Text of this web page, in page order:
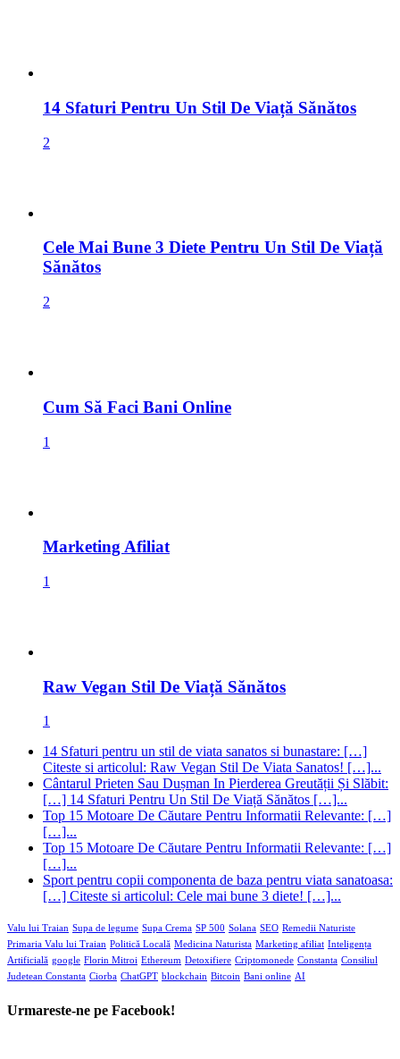
14 Sfaturi Pentru Un Stil De Viață Sănătos
2
Cele Mai Bune 3 Diete Pentru Un Stil De Viață
Sănătos
2
Cum Să Faci Bani Online
1
Marketing Afiliat
1
Raw Vegan Stil De Viață Sănătos
1
14 Sfaturi pentru un stil de viata sanatos si bunastare: […]
Citeste si articolul: Raw Vegan Stil De Viata Sanatos! […]...
Cântarul Prieten Sau Dușman In Pierderea Greutății Și Slăbit:
[…] 14 Sfaturi Pentru Un Stil De Viață Sănătos […]...
Top 15 Motoare De Căutare Pentru Informatii Relevante: […]
[…]...
Top 15 Motoare De Căutare Pentru Informatii Relevante: […]
[…]...
Sport pentru copii componenta de baza pentru viata sanatoasa:
[…] Citeste si articolul: Cele mai bune 3 diete! […]...
Valu lui Traian Supa de legume Supa Crema SP 500 Solana SEO Remedii Naturiste
Primaria Valu lui Traian Politică Locală Medicina Naturista Marketing afiliat Inteligența
Artificială google Florin Mitroi Ethereum Detoxifiere Criptomonede Constanta Consiliul
Judetean Constanta Ciorba ChatGPT blockchain Bitcoin Bani online AI
Urmareste-ne pe Facebook!